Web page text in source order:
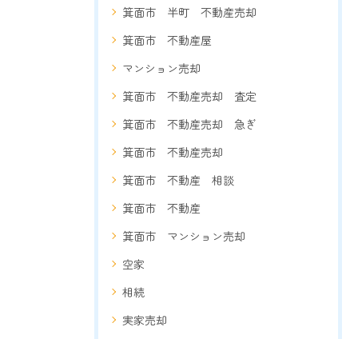
箕面市 半町 不動産売却
箕面市 不動産屋
マンション売却
箕面市 不動産売却 査定
箕面市 不動産売却 急ぎ
箕面市 不動産売却
箕面市 不動産 相談
箕面市 不動産
箕面市 マンション売却
空家
相続
実家売却